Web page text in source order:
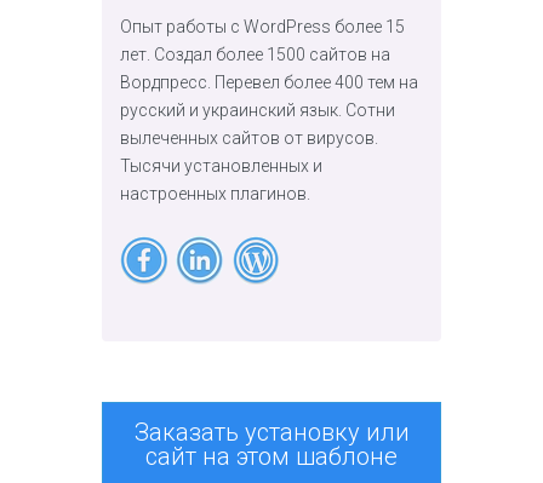
Опыт работы с WordPress более 15
лет. Создал более 1500 сайтов на
Вордпресс. Перевел более 400 тем на
русский и украинский язык. Сотни
вылеченных сайтов от вирусов.
Тысячи установленных и
настроенных плагинов.
Заказать установку или
сайт на этом шаблоне